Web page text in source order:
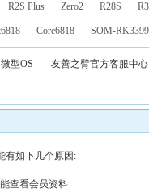
R2S Plus Zero2 R28S
Core6818 SOM-
型OS 友善之臂官方客服中心
有如下几个原因:
查看会员资料